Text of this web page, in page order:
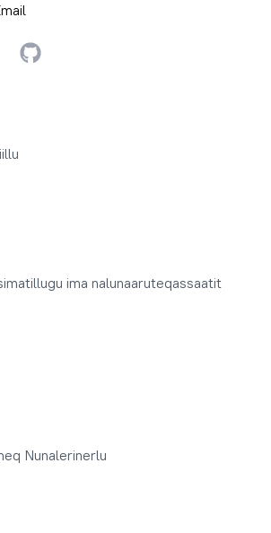
GitHub
ima nalunaaruteqassaatit
Nunalerinerlu